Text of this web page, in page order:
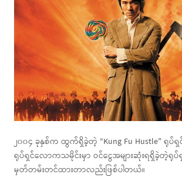
၂၀၀၄ ခုနှစ်က ထွက်ရှိခဲ့တဲ့ “Kung Fu Hustle” ရု
ရုပ်ရှင်လောကသမိုင်းမှာ ဝင်ငွေအများဆုံးရရှိခဲ့တဲ့ရုပ်
မှတ်တမ်းတင်ထားတာလည်းဖြစ်ပါတယ်။